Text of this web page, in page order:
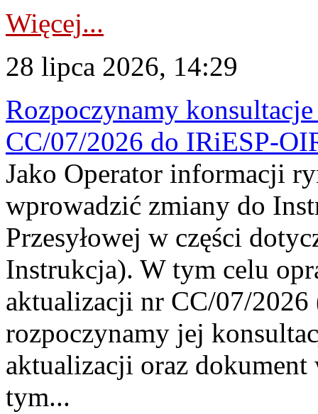
Więcej...
28 lipca 2026, 14:29
Rozpoczynamy
CC/07/2026 do IRiESP-
Jako Operator informacji
wprowadzić zmiany do
Przesyłowej w części
Instrukcja). W tym celu
aktualizacji nr CC/07/
rozpoczynamy jej
aktualizacji oraz
tym...